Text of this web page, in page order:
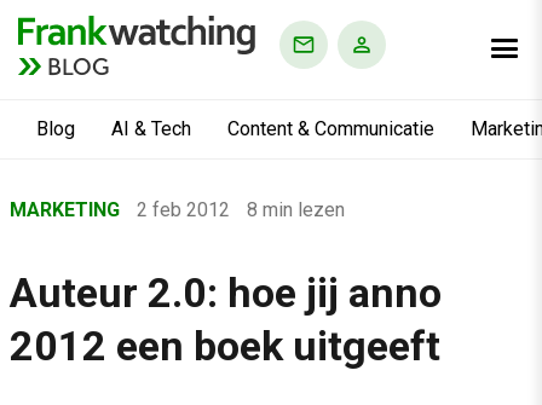
BLOG
Blog AI & Tech Content & Communicatie
›
›
Marketing
MARKETING 2 feb 2012 8 min lezen
Auteur 2.0: hoe jij anno
2012 een boek uitgeeft